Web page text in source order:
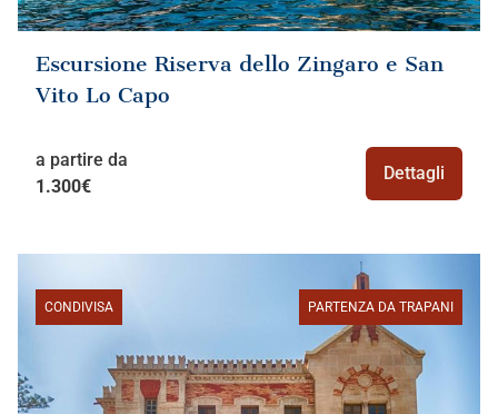
Escursione Riserva dello Zingaro e San
Vito Lo Capo
a partire da
1.300€
Dettagli
CONDIVISA PARTENZA DA TRAPANI